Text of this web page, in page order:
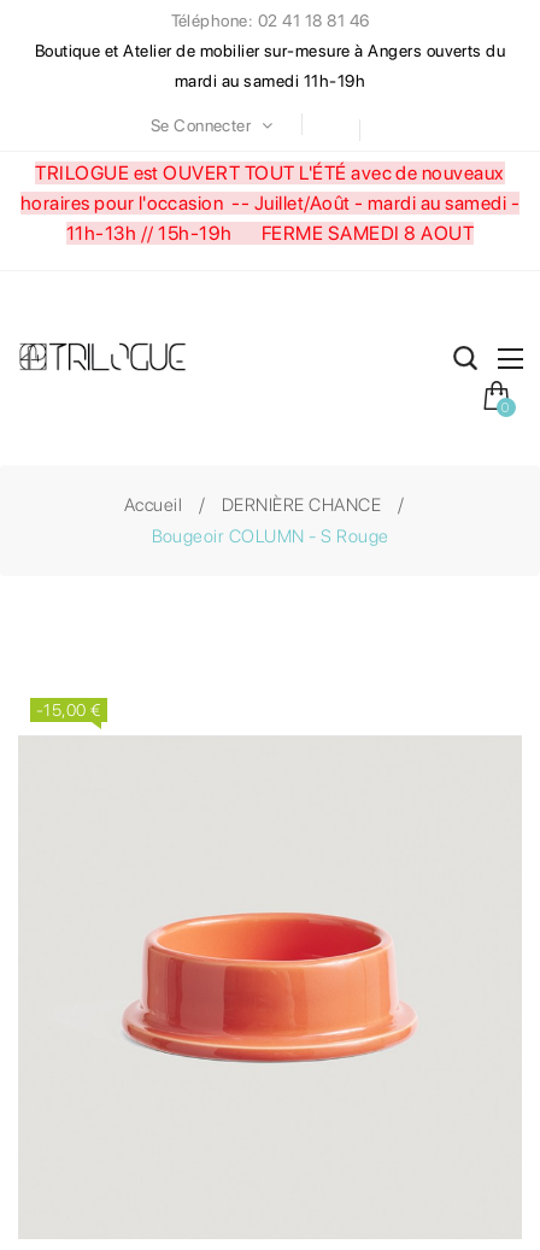
Téléphone: 02 41 18 81 46
Boutique et Atelier de mobilier sur-mesure à Angers ouverts du
mardi au samedi 11h-19h
Se Connecter
TRILOGUE est OUVERT TOUT L'ÉTÉ avec de nouveaux
horaires pour l'occasion -- Juillet/Août - mardi au samedi -
11h-13h // 15h-19h FERME SAMEDI 8 AOUT
0
Accueil
DERNIÈRE CHANCE
Bougeoir COLUMN - S Rouge
-15,00 €